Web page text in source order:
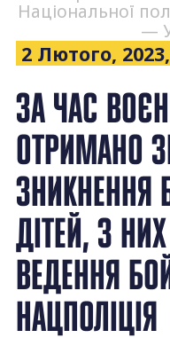
Національної
—
2 Лютого,
ЗА ЧАС
ОТРИМАНО
ЗНИКНЕННЯ
ДІТЕЙ, З
ВЕДЕННЯ
НАЦПОЛІЦІЯ